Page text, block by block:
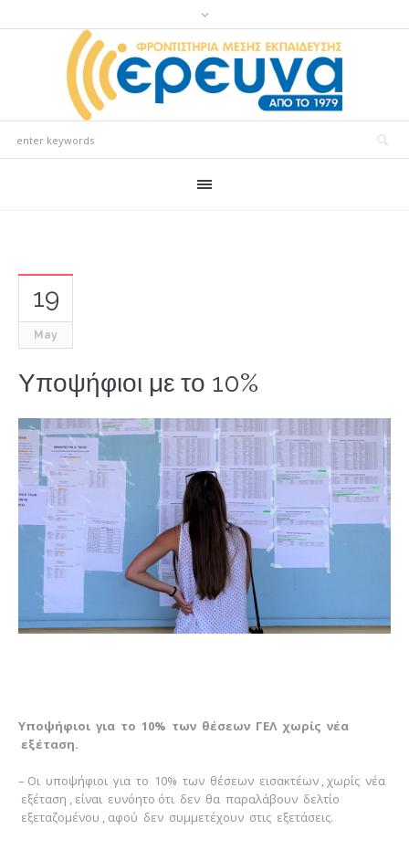
19
May
Υποψήφιοι με το 10%
Υποψήφιοι για το 10% των θέσεων ΓΕΛ χωρίς νέα
εξέταση.
– Οι υποψήφιοι για το 10% των θέσεων εισακτέων , χωρίς νέα
εξέταση , είναι ευνόητο ότι δεν θα παραλάβουν δελτίο
εξεταζομένου , αφού δεν συμμετέχουν στις εξετάσεις.